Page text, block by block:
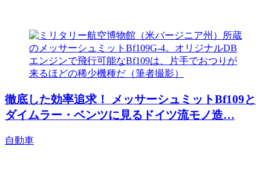
徹底した効率追求！ メッサーシュミットBf109と
ダイムラー・ベンツに見るドイツ流モノ造…
自動車